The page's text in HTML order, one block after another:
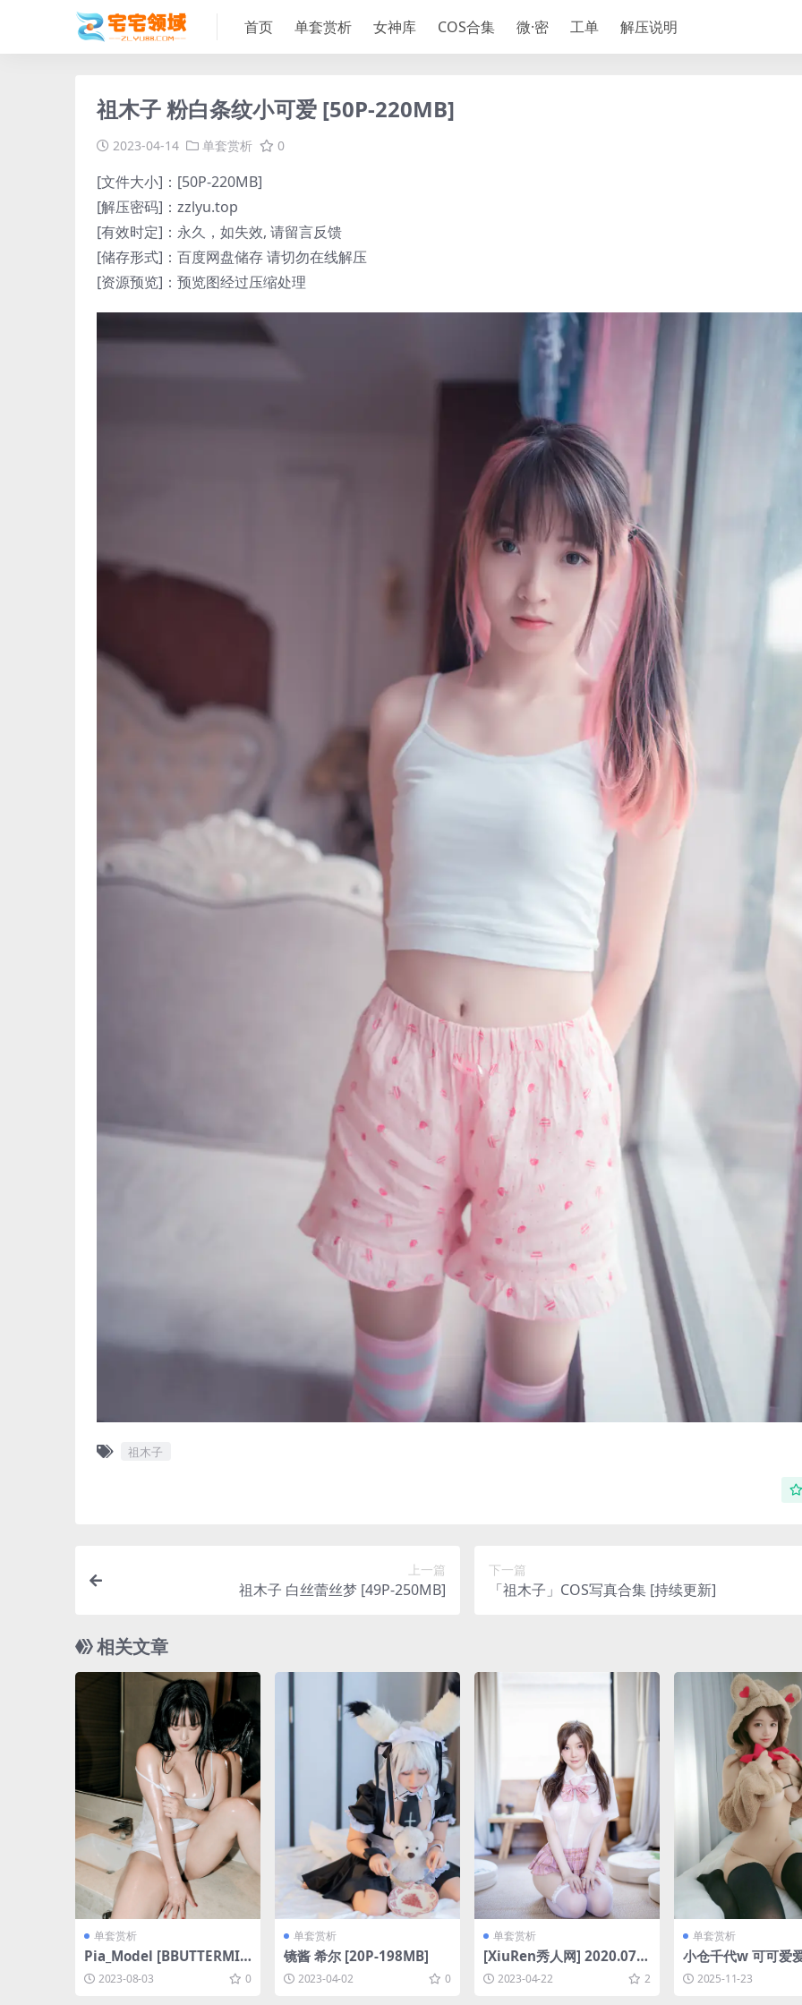
首页 单套赏析 女神库 COS合集 微·密 工单 解压说明
祖木子 粉白条纹小可爱 [50P-220MB]
2023-04-14 单套赏析 0
[文件大小]：[50P-220MB]
[解压密码]：zzlyu.top
[有效时定]：永久，如失效, 请留言反馈
[储存形式]：百度网盘储存 请切勿在线解压
[资源预览]：预览图经过压缩处理
祖木子
上一篇
祖木子 白丝蕾丝梦 [49P-250MB]
下一篇
「祖木子」COS写真合集 [持续更新]
相关文章
单套赏析
Pia_Model [BBUTTERMIL
K] VOL.03 IN HOTEL wit
h Pia [97P-1GB]
2023-08-03 0
单套赏析
镜酱 希尔 [20P-198MB]
2023-04-02 0
单套赏析
[XiuRen秀人网] 2020.07.2
4 No.2365 糯美子Mini [36
P-447MB]
2023-04-22 2
单套赏析
小仓千代w 可可爱
[20P-78M]
2025-11-23